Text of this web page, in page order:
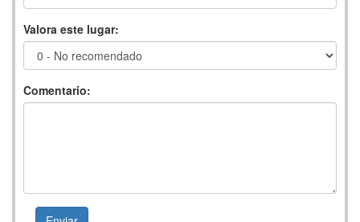
Valora este lugar:
Comentario: